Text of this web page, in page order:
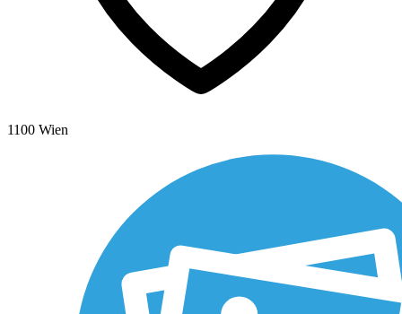
1100 Wien